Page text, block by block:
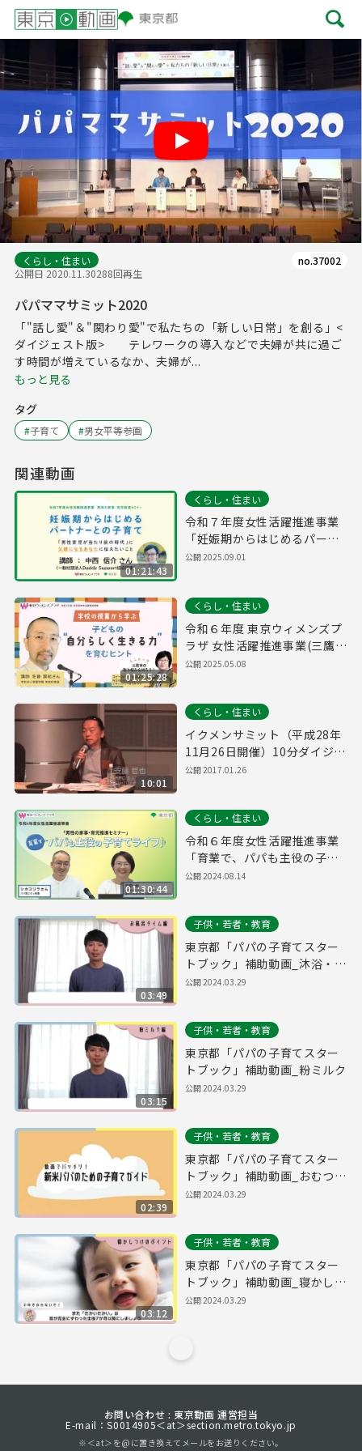
くらし・住まい
公開日 2020.11.30288回再生
no.37002
パパママサミット2020
「"話し愛"＆"関わり愛"で私たちの「新しい日常」を創る」<
ダイジェスト版> テレワークの導入などで夫婦が共に過ご
す時間が増えているなか、夫婦が...
もっと見る
タグ
#子育て #男女平等参画
関連動画
01:21:43
くらし・住まい
令和７年度女性活躍推進事業
「妊娠期からはじめるパート
ナーとの子育て」
公開2025.09.01
01:25:28
くらし・住まい
令和６年度 東京ウィメンズプ
ラザ 女性活躍推進事業(三鷹市
共催事業)
公開2025.05.08
10:01
くらし・住まい
イクメンサミット（平成28年
11月26日開催）10分ダイジェ
スト
公開2017.01.26
01:30:44
くらし・住まい
令和６年度女性活躍推進事業
「育業で、パパも主役の子育
てライフ♪」
公開2024.08.14
03:49
子供・若者・教育
東京都「パパの子育てスター
トブック」補助動画_沐浴・お
風呂
公開2024.03.29
03:15
子供・若者・教育
東京都「パパの子育てスター
トブック」補助動画_粉ミルク
公開2024.03.29
02:39
子供・若者・教育
東京都「パパの子育てスター
トブック」補助動画_おむつ替
え
公開2024.03.29
03:12
子供・若者・教育
東京都「パパの子育てスター
トブック」補助動画_寝かしつ
け
公開2024.03.29
お問い合わせ : 東京動画 運営担当
E-mail：S0014905＜at＞section.metro.tokyo.jp
※＜at＞を@に置き換えてメールをお送りください。